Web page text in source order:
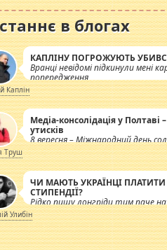
в блогах
КАПЛІНУ ПОГРОЖУЮТЬ
Вранці невідомі підкинули мені
попередження
Каплін
Медіа-консолідація у Полтаві
утисків
8 вересня – Міжнародний день
журналістів.
Труш
ЧИ МАЮТЬ УКРАЇНЦІ
СТИПЕНДІЇ?
Рідко пишу лонгріди тим паче
але вже просто дістало!
інсенуації навколо
Штучно роздувається ще одна
катастрофа.
Улибін